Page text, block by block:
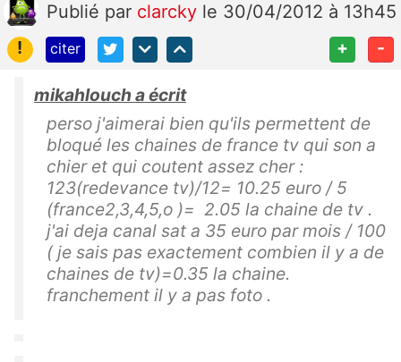
Publié par clarcky le 30/04/2012 à 13h45
!
citer + -
mikahlouch a écrit
perso j'aimerai bien qu'ils permettent de
bloqué les chaines de france tv qui son a
chier et qui coutent assez cher :
123(redevance tv)/12= 10.25 euro / 5
(france2,3,4,5,o )= 2.05 la chaine de tv .
j'ai deja canal sat a 35 euro par mois / 100
( je sais pas exactement combien il y a de
chaines de tv)=0.35 la chaine.
franchement il y a pas foto .